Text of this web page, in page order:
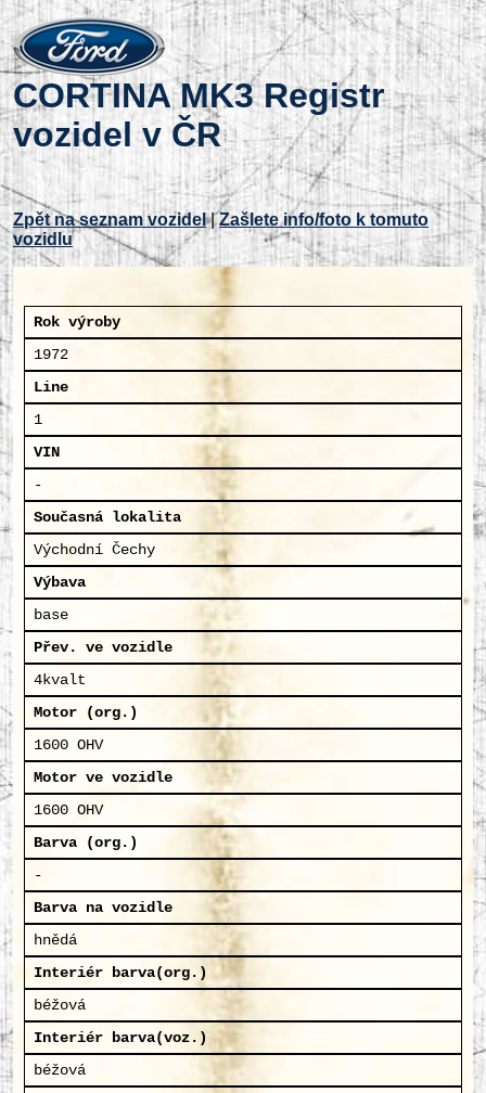
CORTINA MK3 Registr
vozidel v ČR
Zpět na seznam vozidel|Zašlete info/foto k tomuto
vozidlu
Rok výroby
1972
Line
1
VIN
-
Současná lokalita
Východní Čechy
Výbava
base
Přev. ve vozidle
4kvalt
Motor (org.)
1600 OHV
Motor ve vozidle
1600 OHV
Barva (org.)
-
Barva na vozidle
hnědá
Interiér barva(org.)
béžová
Interiér barva(voz.)
béžová